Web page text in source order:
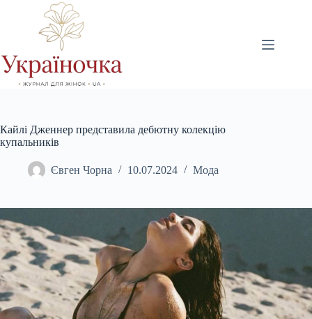
Кайлі Дженнер представила дебютну колекцію
купальників
Євген Чорна 10.07.2024 Мода